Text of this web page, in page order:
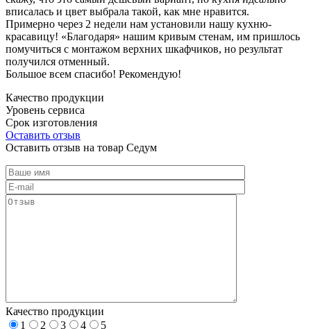
вписалась и цвет выбрала такой, как мне нравится.
Примерно через 2 недели нам установили нашу кухню-
красавицу! «Благодаря» нашим кривым стенам, им пришлось
помучиться с монтажом верхних шкафчиков, но результат
получился отменный.
Большое всем спасибо! Рекомендую!
Качество продукции
Уровень сервиса
Срок изготовления
Оставить отзыв
Оставить отзыв на товар Седум
Качество продукции
1
2 3 4
5